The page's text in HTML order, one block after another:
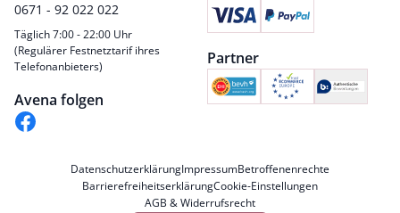
0671 - 92 022 022
Täglich 7:00 - 22:00 Uhr
(Regulärer Festnetztarif ihres
Telefonanbieters)
Avena folgen
Partner
DatenschutzerklärungImpressumBetroffenenrechte
BarrierefreiheitserklärungCookie-Einstellungen
AGB & Widerrufsrecht